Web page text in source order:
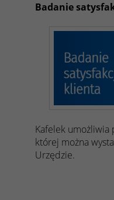
Badanie
Kafelek umożliwia
której można
Urzędzie.